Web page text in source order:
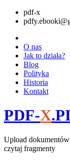
pdf-x
O nas
Jak to działa?
Blog
Polityka
Historia
Kontakt
PDF-X
Upload
czytaj fragmenty